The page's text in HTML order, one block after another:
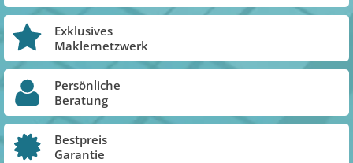
Exklusives
Maklernetzwerk
Persönliche
Beratung
Bestpreis
Garantie